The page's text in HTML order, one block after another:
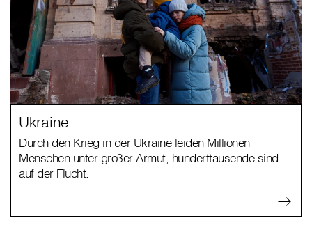
Ukraine
Durch den Krieg in der Ukraine leiden Millionen
Menschen unter großer Armut, hunderttausende sind
auf der Flucht.